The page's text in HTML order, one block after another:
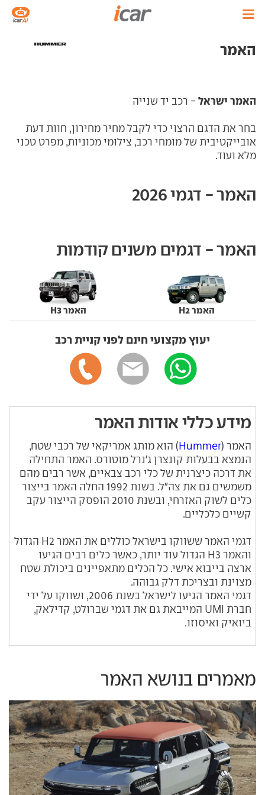
האמר
האמר ישראל - רכב יד שנייה
בחר את הדגם הרצוי כדי לקבל מחיר מחירון, חוות דעת
אובייקטיבית של מומחי רכב, צילומי מכוניות, מפרט טכני
מלא ועוד.
האמר - דגמי 2026
האמר - דגמים משנים קודמות
האמר H2 האמר H3
יעוץ מקצועי חינם לפני קניית רכב
מידע כללי אודות האמר
האמר (Hummer) הוא מותג אמריקאי של רכבי שטח,
הנמצא בבעלות קונצרן ג'נרל מוטורס. האמר התחילה
את דרכה כיצרנית של כלי רכב צבאיים, אשר רבים מהם
משמשים גם את צה"ל. בשנת 1992 החלה האמר בייצור
כלים לשוק האזרחי, ובשנת 2010 הופסק הייצור עקב
קשיים כלכליים.
דגמי האמר ששווקו בישראל כוללים את האמר H2 הגדול
והאמר H3 הגדול עוד יותר, כאשר כלים רבים הגיעו
ארצה בייבוא אישי. כל הכלים מתאפיינים ביכולת שטח
מצוינת ובצריכת דלק גבוהה.
דגמי האמר הגיעו לישראל בשנת 2006, ושווקו על ידי
חברת UMI המייבאת גם את דגמי שברולט, קדילאק,
ביואיק ואיסוזו.
מאמרים בנושא האמר